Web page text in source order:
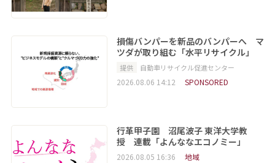
損傷バンパーを新品のバンパーへ マ
ツダが取り組む「水平リサイクル」
提供 自動車リサイクル促進センター
2026.08.06 14:12 SPONSORED
行革甲子園 沼尾波子 東洋大学教
授 連載「よんななエコノミー」
2026.08.05 16:36 地域